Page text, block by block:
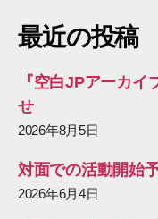
象:
最近の投稿
『空白JPアーカ
せ
2026年8月5日
対面での活動開始
2026年6月4日